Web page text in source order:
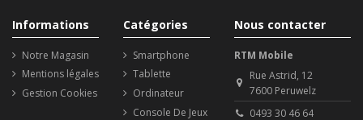
Informations
Notre Magasin
Mentions légales
Gestion Cookies
Catégories
Smartphone
Tablette
Ordinateur
Console De Jeux
Nous contacter
RTM Mobile
Rue Astrid, 12
7600 Peruwelz
0493 30 46 64